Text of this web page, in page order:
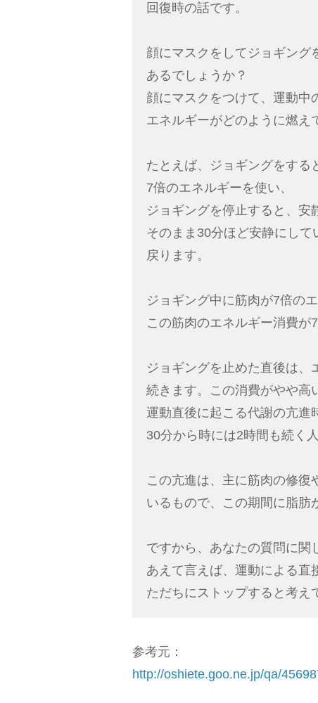
回復時の話です。
顔にマスクをしてジョギング
あるでしょうか？
顔にマスクをつけて、運動中
エネルギーがどのように燃え
たとえば、ジョギングをする
7倍のエネルギーを使い、
ジョギングを停止すると、安
そのまま30分ほど安静にし
戻ります。
ジョギング中に筋肉が7倍の
この筋肉のエネルギー消費が
ジョギングを止めた直後は、
続きます。この消費がやや高
運動直後に起こる代謝の亢進
30分から時には2時間も続く
この亢進は、主に筋肉の修復
いるもので、この期間に脂肪
ですから、あなたの質問に関
あえて言えば、運動による直
ただちにストップすると考え
参考元：
http://oshiete.goo.ne.jp/qa/